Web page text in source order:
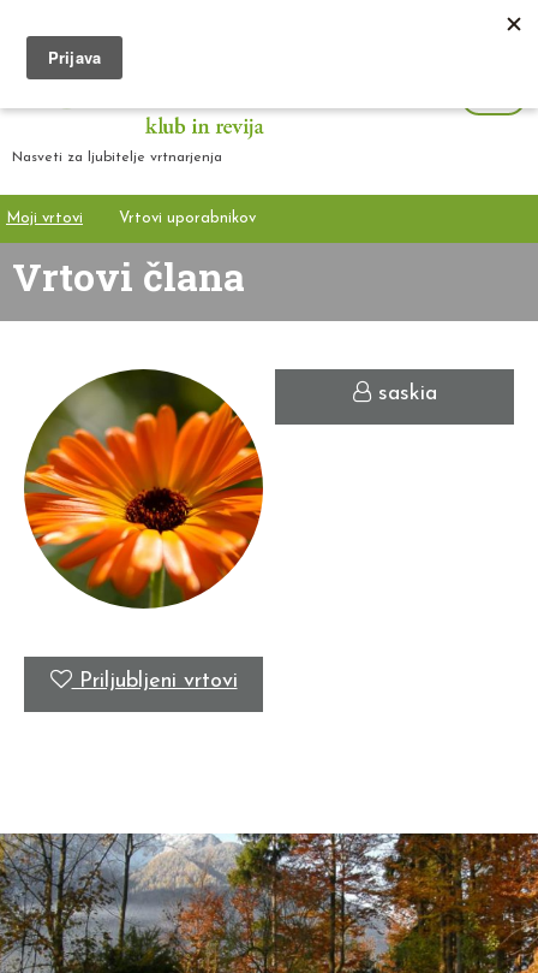
Nasveti za ljubitelje vrtnarjenja
Moji vrtovi Vrtovi uporabnikov
Vrtovi člana
saskia
Priljubljeni vrtovi